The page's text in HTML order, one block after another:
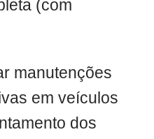
(com
manutenções
em veículos
dos